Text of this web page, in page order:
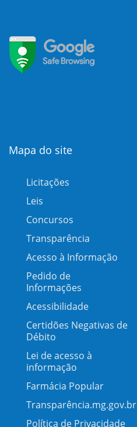
Mapa do site
Licitações
Leis
Concursos
Transparência
Acesso à Informação
Pedido de
Informações
Acessibilidade
Certidões Negativas de
Débito
Lei de acesso à
informação
Farmácia Popular
Transparência.mg.gov.br
Política de Privacidade